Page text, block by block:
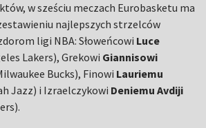
w sześciu meczach Eurobasketu ma
najlepszych strzelców
ligi NBA: Słoweńcowi Luce
Lakers), Grekowi Giannisowi
Bucks), Finowi Lauriemu
Jazz) i Izraelczykowi Deniemu Avdiji